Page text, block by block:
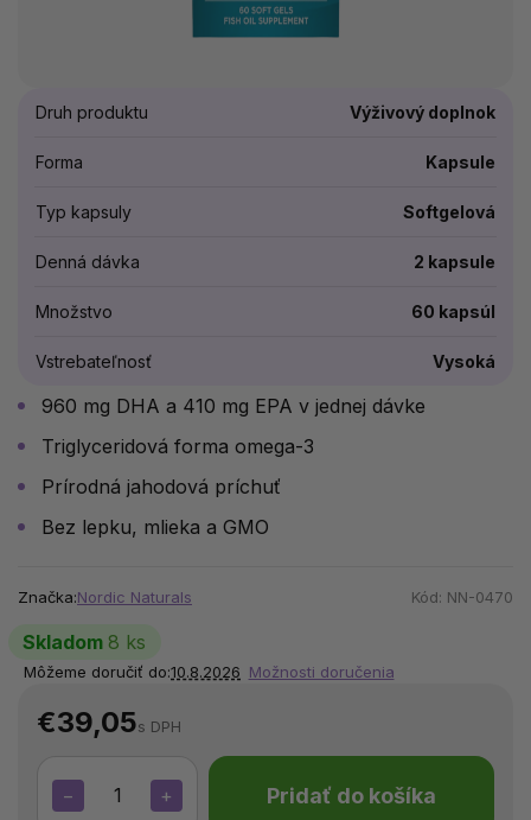
€39,05s DPH
+
− Pridať do košíka
960 mg DHA a 410 mg EPA v jednej dávke
Triglyceridová forma omega-3
Prírodná jahodová príchuť
Bez lepku, mlieka a GMO
Značka:Nordic Naturals Kód: NN-0470
Druh produktu Výživový doplnok
Forma Kapsule
Typ kapsuly Softgelová
Denná dávka 2 kapsule
Množstvo 60 kapsúl
Vstrebateľnosť Vysoká
Skladom 8 ks
Môžeme doručiť do:10.8.2026 Možnosti doručenia